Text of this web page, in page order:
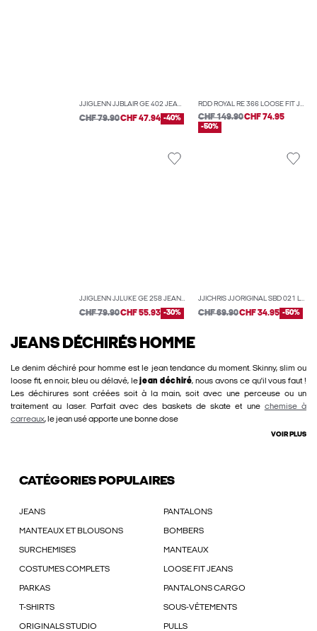
JJIGLENN JJBLAIR GE 402 JEAN SLIM
CHF 79.90CHF 47.94 -40%
RDD ROYAL RE 366 LOOSE FIT JEANS
CHF 149.90CHF 74.95
-50%
JJIGLENN JJLUKE GE 258 JEAN SLIM
CHF 79.90CHF 55.93 -30%
JJICHRIS JJORIGINAL SBD 021 LN JEAN COUPE DÉCONTRACTÉE
CHF 69.90CHF 34.95 -50%
JEANS DÉCHIRÉS HOMME
Le denim déchiré pour homme est le jean tendance du moment. Skinny, slim ou
loose fit, en noir, bleu ou délavé, lejean déchiré, nous avons ce qu'il vous faut !
Les déchirures sont créées soit à la main, soit avec une perceuse ou un
traitement au laser. Parfait avec des baskets de skate et une chemise à
carreaux, le jean usé apporte une bonne dose
VOIR PLUS
CATÉGORIES POPULAIRES
JEANS PANTALONS
MANTEAUX ET BLOUSONS BOMBERS
SURCHEMISES MANTEAUX
COSTUMES COMPLETS LOOSE FIT JEANS
PARKAS PANTALONS CARGO
T-SHIRTS SOUS-VÊTEMENTS
ORIGINALS STUDIO PULLS